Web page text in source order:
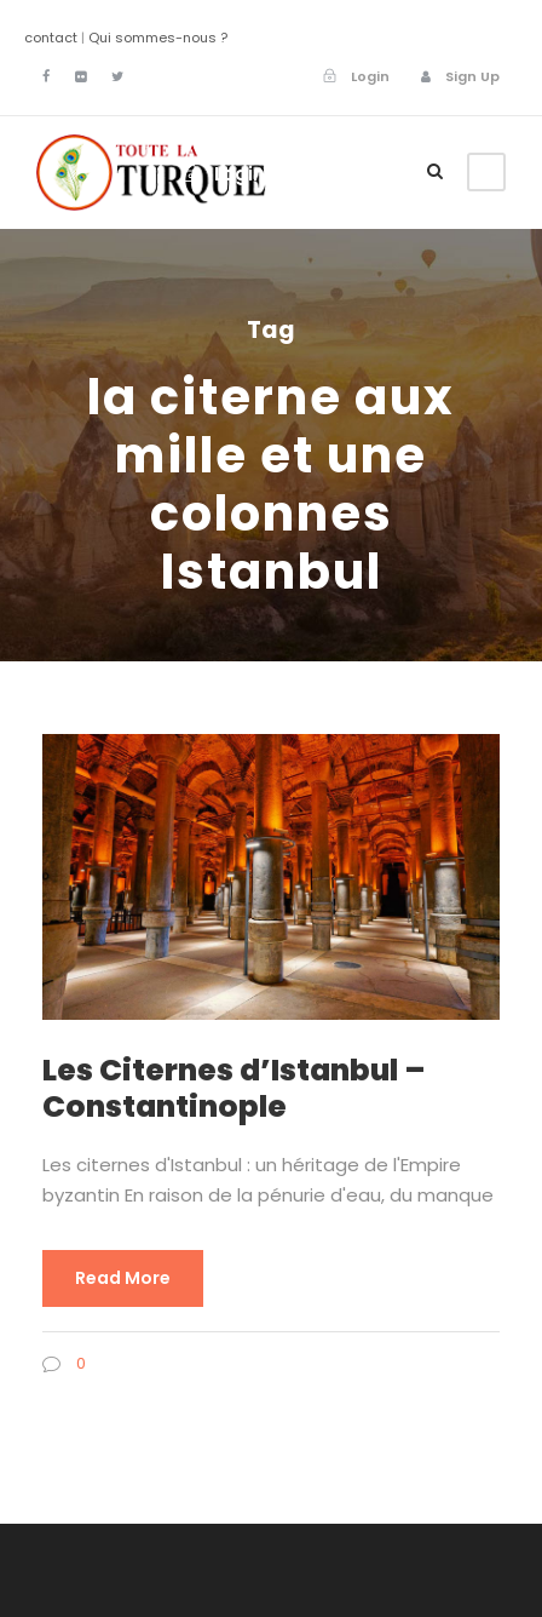
contact | Qui sommes-nous ?
Login
Sign Up
Login
Tag
la citerne aux
mille et une
colonnes
Istanbul
Les Citernes d’Istanbul –
Constantinople
Les citernes d'Istanbul : un héritage de l'Empire
byzantin En raison de la pénurie d'eau, du manque
Read More
0